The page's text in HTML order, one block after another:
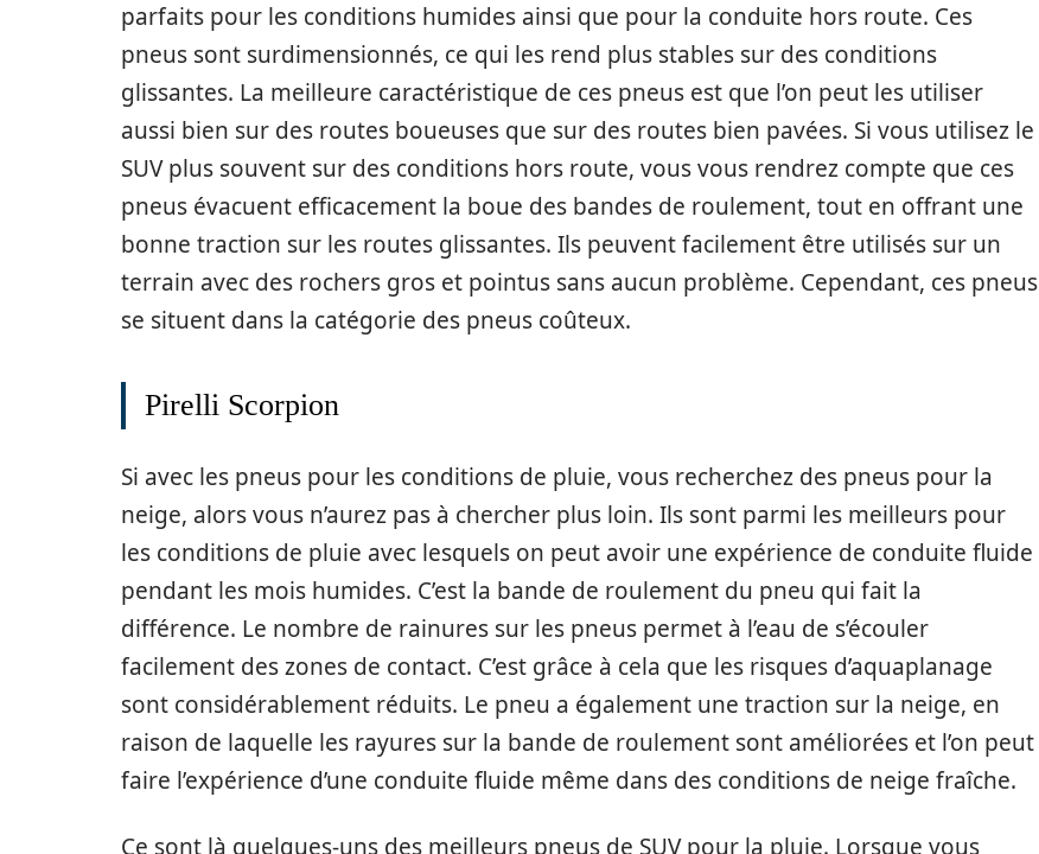
parfaits pour les conditions humides ainsi que pour la conduite hors route. Ces
pneus sont surdimensionnés, ce qui les rend plus stables sur des conditions
glissantes. La meilleure caractéristique de ces pneus est que l’on peut les utiliser
aussi bien sur des routes boueuses que sur des routes bien pavées. Si vous utilisez le
SUV plus souvent sur des conditions hors route, vous vous rendrez compte que ces
pneus évacuent efficacement la boue des bandes de roulement, tout en offrant une
bonne traction sur les routes glissantes. Ils peuvent facilement être utilisés sur un
terrain avec des rochers gros et pointus sans aucun problème. Cependant, ces pneus
se situent dans la catégorie des pneus coûteux.
Pirelli Scorpion
Si avec les pneus pour les conditions de pluie, vous recherchez des pneus pour la
neige, alors vous n’aurez pas à chercher plus loin. Ils sont parmi les meilleurs pour
les conditions de pluie avec lesquels on peut avoir une expérience de conduite fluide
pendant les mois humides. C’est la bande de roulement du pneu qui fait la
différence. Le nombre de rainures sur les pneus permet à l’eau de s’écouler
facilement des zones de contact. C’est grâce à cela que les risques d’aquaplanage
sont considérablement réduits. Le pneu a également une traction sur la neige, en
raison de laquelle les rayures sur la bande de roulement sont améliorées et l’on peut
faire l’expérience d’une conduite fluide même dans des conditions de neige fraîche.
Ce sont là quelques-uns des meilleurs pneus de SUV pour la pluie. Lorsque vous